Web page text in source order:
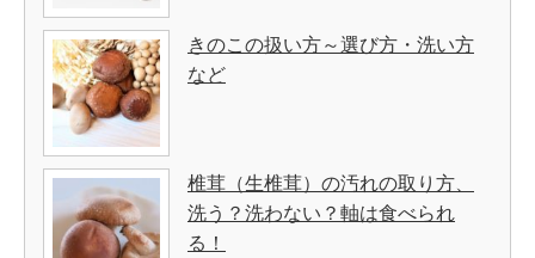
きのこの扱い方～選び方・洗い方
など
椎茸（生椎茸）の汚れの取り方、
洗う？洗わない？軸は食べられ
る！